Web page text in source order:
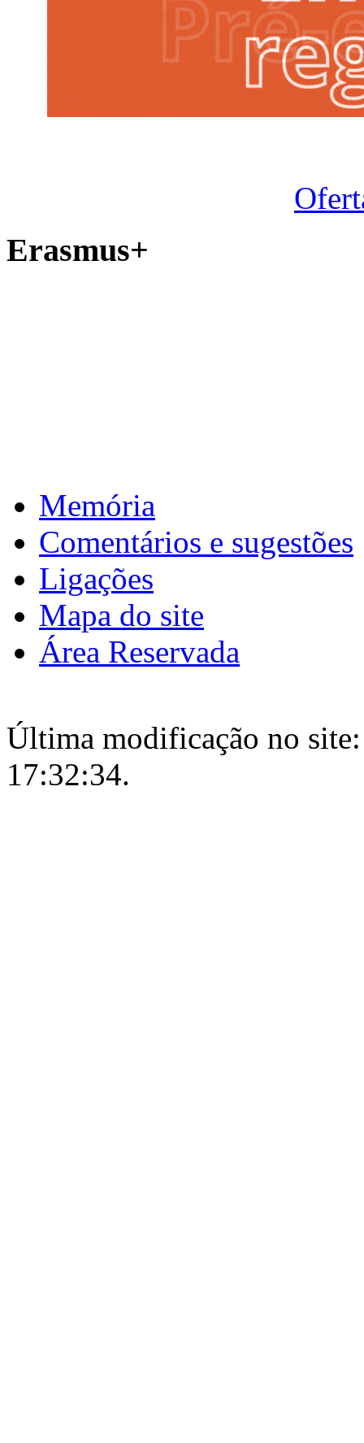
Erasmus+
Memória
Comentários e sugestões
Ligações
Mapa do site
Área Reservada
Última modificação no
17:32:34.